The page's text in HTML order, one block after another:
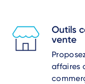
Outils
vente
affaires